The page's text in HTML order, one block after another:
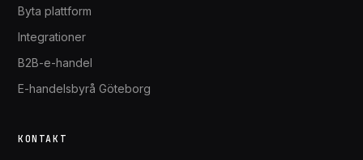
Byta plattform
Integrationer
B2B-e-handel
E-handelsbyrå Göteborg
KONTAKT